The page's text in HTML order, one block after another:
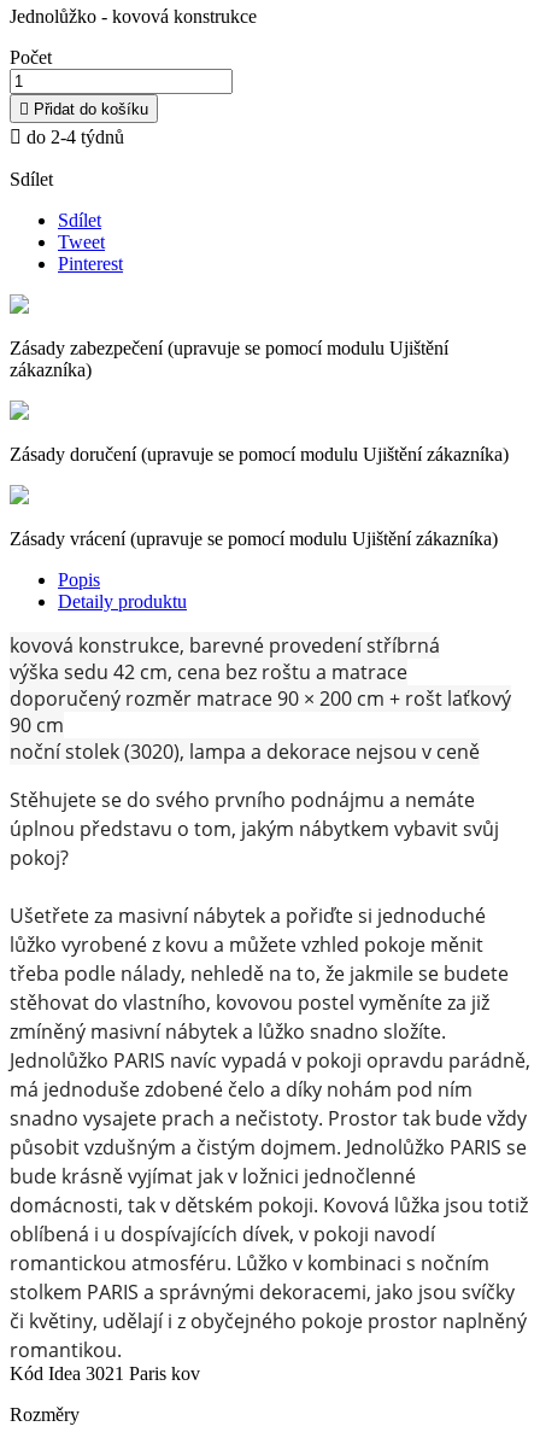
Jednolůžko - kovová konstrukce
Počet
 Přidat do košíku
 do 2-4 týdnů
Sdílet
Sdílet
Tweet
Pinterest
Zásady zabezpečení (upravuje se pomocí modulu Ujištění
zákazníka)
Zásady doručení (upravuje se pomocí modulu Ujištění zákazníka)
Zásady vrácení (upravuje se pomocí modulu Ujištění zákazníka)
Popis
Detaily produktu
kovová konstrukce, barevné provedení stříbrná
výška sedu 42 cm, cena bez roštu a matrace
doporučený rozměr matrace 90 × 200 cm + rošt laťkový
90 cm
noční stolek (3020), lampa a dekorace nejsou v ceně
Stěhujete se do svého prvního podnájmu a nemáte
úplnou představu o tom, jakým nábytkem vybavit svůj
pokoj?
Ušetřete za masivní nábytek a pořiďte si jednoduché
lůžko vyrobené z kovu a můžete vzhled pokoje měnit
třeba podle nálady, nehledě na to, že jakmile se budete
stěhovat do vlastního, kovovou postel vyměníte za již
zmíněný masivní nábytek a lůžko snadno složíte.
Jednolůžko PARIS navíc vypadá v pokoji opravdu parádně,
má jednoduše zdobené čelo a díky nohám pod ním
snadno vysajete prach a nečistoty. Prostor tak bude vždy
působit vzdušným a čistým dojmem. Jednolůžko PARIS se
bude krásně vyjímat jak v ložnici jednočlenné
domácnosti, tak v dětském pokoji. Kovová lůžka jsou totiž
oblíbená i u dospívajících dívek, v pokoji navodí
romantickou atmosféru. Lůžko v kombinaci s nočním
stolkem PARIS a správnými dekoracemi, jako jsou svíčky
či květiny, udělají i z obyčejného pokoje prostor naplněný
romantikou.
Kód Idea 3021 Paris kov
Rozměry